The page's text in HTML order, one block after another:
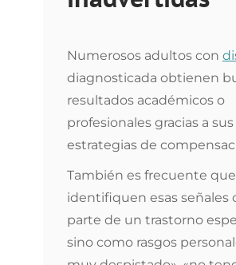
Numerosos adultos con
diagnosticada obtienen
resultados académicos o
profesionales gracias a sus
estrategias de
También es frecuente
identifiquen esas señales
parte de un trastorno
sino como rasgos